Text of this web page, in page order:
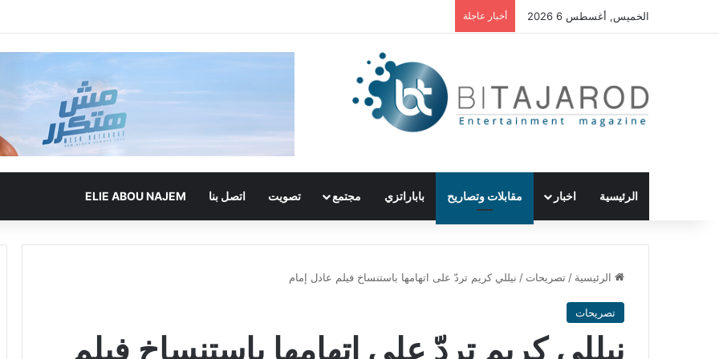
الخميس, أغسطس 6 2026 أخبار عاجلة
الرئيسية اخبار مقابلات وتصاريح باباراتزي مجتمع تصويت اتصل بنا ELIE ABOU NAJEM
الرئيسية / تصريحات / نيللي كريم تردّ على اتهامها باستنساخ فيلم عادل إمام
تصريحات
نيللي كريم تردّ على اتهامها باستنساخ فيلم